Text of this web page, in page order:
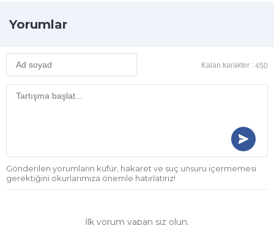
Yorumlar
Kalan karakter : 450
Gönderilen yorumların küfür, hakaret ve suç unsuru içermemesi
gerektiğini okurlarımıza önemle hatırlatırız!
İlk yorum yapan siz olun.